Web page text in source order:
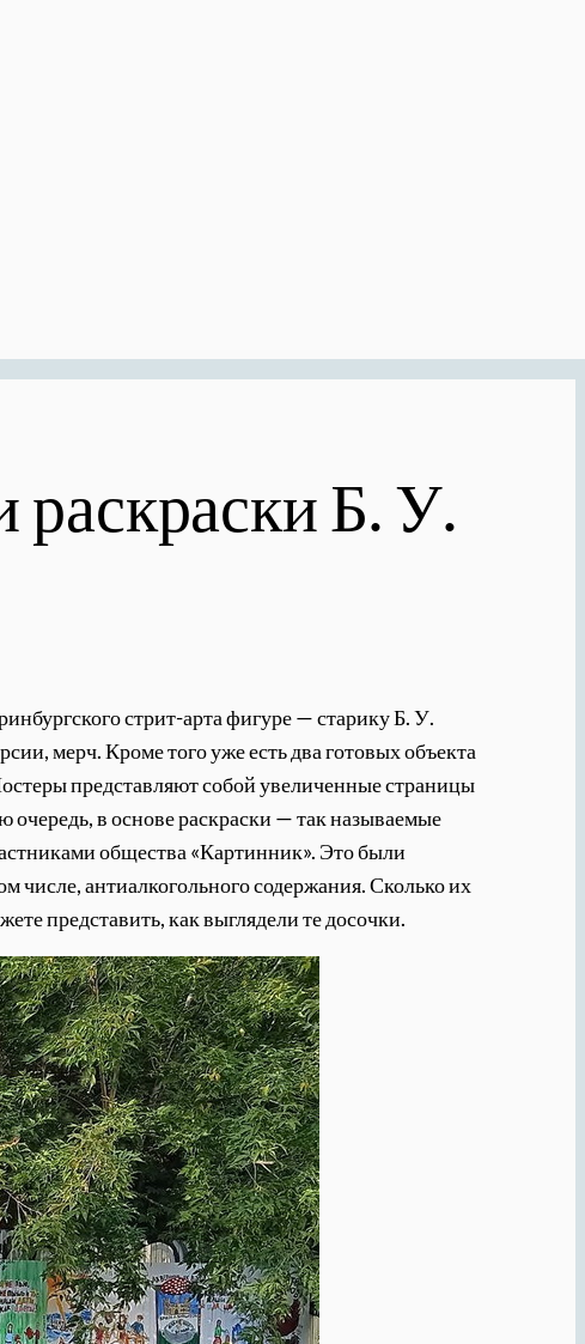
раскраски Б. У.
стрит-арта фигуре — старику Б. У.
мерч. Кроме того уже есть два готовых объекта
представляют собой увеличенные страницы
в основе раскраски — так называемые
общества «Картинник». Это были
числе, антиалкогольного содержания. Сколько их
представить, как выглядели те досочки.